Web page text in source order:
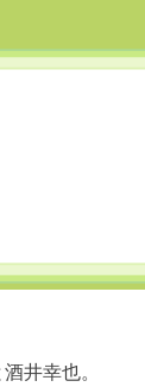
井幸也。